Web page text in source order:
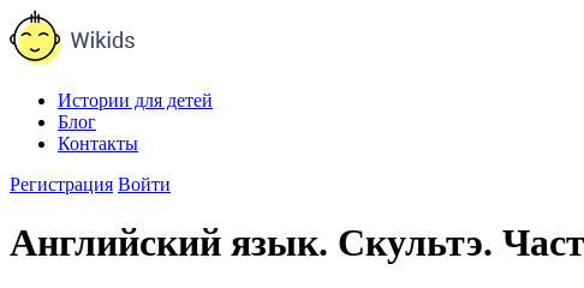
Истории для детей
Блог
Контакты
Регистрация Войти
Английский язык. Скультэ.